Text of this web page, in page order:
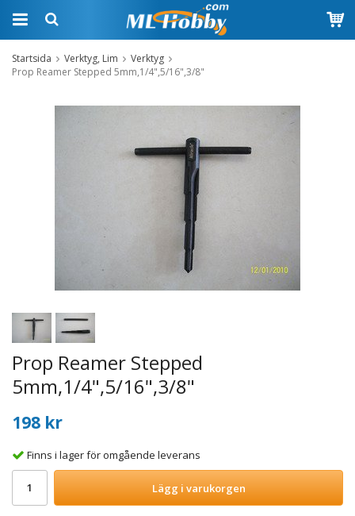
Startsida Verktyg, Lim
Verktyg
Prop Reamer Stepped 5mm,1/4",5/16",3/8"
Prop Reamer Stepped
5mm,1/4",5/16",3/8"
198 kr
Finns i lager för omgående leverans
Lägg i varukorgen